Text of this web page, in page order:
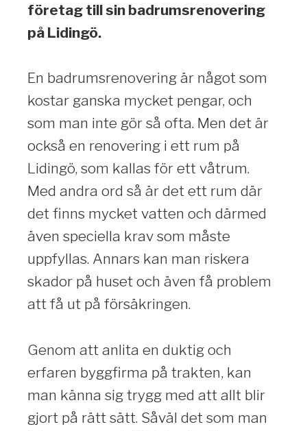
företag till sin badrumsrenovering
på Lidingö.
En badrumsrenovering är något som
kostar ganska mycket pengar, och
som man inte gör så ofta. Men det är
också en renovering i ett rum på
Lidingö, som kallas för ett våtrum.
Med andra ord så är det ett rum där
det finns mycket vatten och därmed
även speciella krav som måste
uppfyllas. Annars kan man riskera
skador på huset och även få problem
att få ut på försäkringen.
Genom att anlita en duktig och
erfaren byggfirma på trakten, kan
man känna sig trygg med att allt blir
gjort på rätt sätt. Såväl det som man